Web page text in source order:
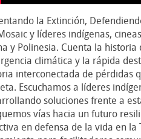
la Extinción,
y líderes indígenas,
y Polinesia. Cuenta la
climática y la rápida
interconectada de pérdidas
Escuchamos a líderes
soluciones frente a
vías hacia un futuro
en defensa de la vida en